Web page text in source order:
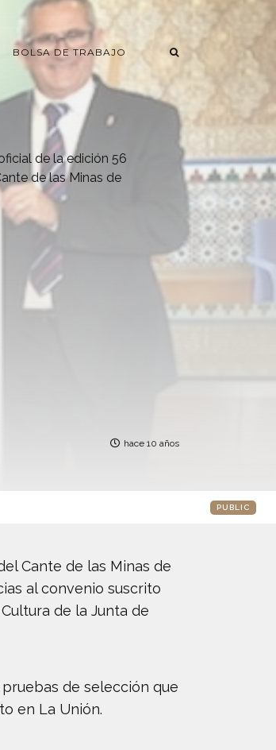
BOLSA DE TRABAJO
de la edición 56
de las Minas de
hace 10 años
PUBLIC
Cante de las Minas de
al convenio suscrito
de la Junta de
de selección que
en La Unión.